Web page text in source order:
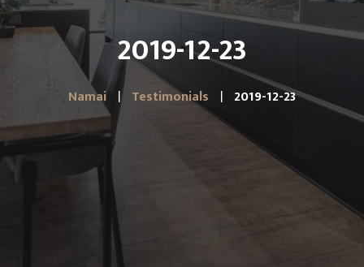
2019-12-23
Namai Testimonials 2019-12-23